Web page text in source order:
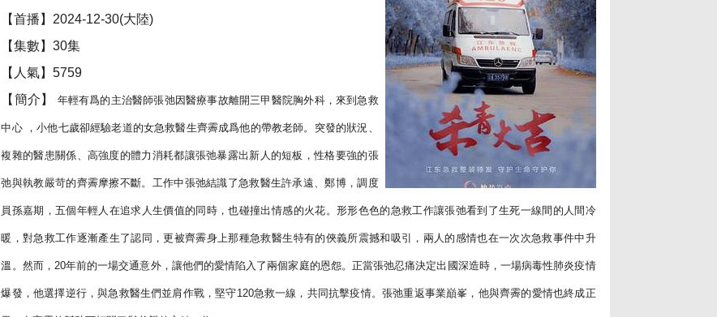
【首播】2024-12-30(大陸)
【集數】30集
【人氣】5759
【簡介】 年輕有爲的主治醫師張弛因醫療事故離開三甲醫院胸外科，來到急救
中心 ，小他七歲卻經驗老道的女急救醫生齊霽成爲他的帶教老師。突發的狀況、
複雜的醫患關係、高強度的體力消耗都讓張弛暴露出新人的短板，性格要強的張
弛與執教嚴苛的齊霽摩擦不斷。工作中張弛結識了急救醫生許承遠、鄭博，調度
員孫嘉期，五個年輕人在追求人生價值的同時，也碰撞出情感的火花。形形色色的急救工作讓張弛看到了生死一線間的人間冷
暖，對急救工作逐漸產生了認同，更被齊霽身上那種急救醫生特有的俠義所震撼和吸引，兩人的感情也在一次次急救事件中升
溫。然而，20年前的一場交通意外，讓他們的愛情陷入了兩個家庭的恩怨。正當張弛忍痛決定出國深造時，一場病毒性肺炎疫情
爆發，他選擇逆行，與急救醫生們並肩作戰，堅守120急救一線，共同抗擊疫情。張弛重返事業巔峯，他與齊霽的愛情也終成正